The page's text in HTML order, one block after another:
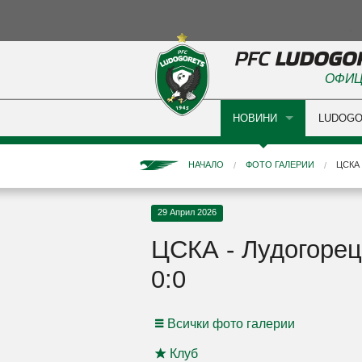
НОВИНИ
НАЧАЛО ФОТО ГАЛЕРИИ ЦСКА
29 Април 2026
ЦСКА - Лудогорец
0:0
Всички фото галерии
Клуб